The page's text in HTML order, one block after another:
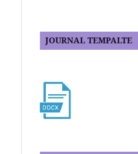
JOURNAL TEMPALTE